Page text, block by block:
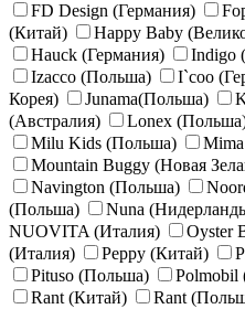
FD Design (Германия)
(Китай)
Happy Baby
Hauck (Германия)
Indigo
Izacco (Польша)
I`coo
Корея)
Junama(Польша)
(Австралия)
Lonex
Milu Kids (Польша)
Mountain Buggy (Новая
Navington (Польша)
(Польша)
Nuna
NUOVITA (Италия)
Oyster
(Италия)
Peppy (Китай)
Pituso (Польша)
Polmobil
Rant (Китай)
Rant